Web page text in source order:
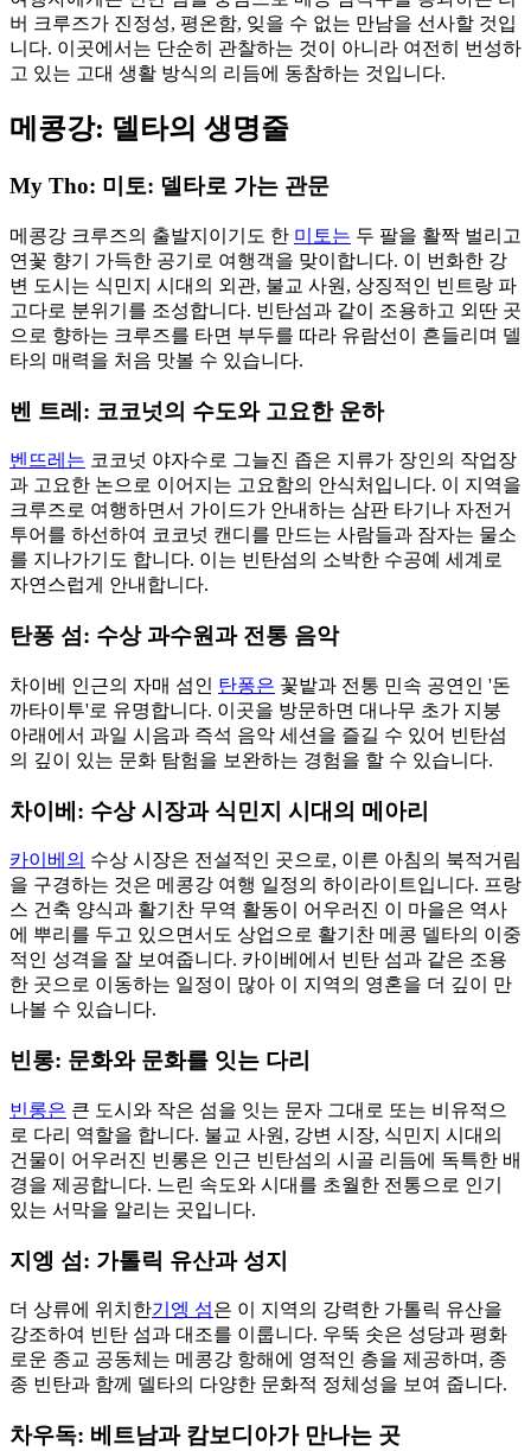
버 크루즈가 진정성, 평온함, 잊을 수 없는 만남을 선사할 것입
니다. 이곳에서는 단순히 관찰하는 것이 아니라 여전히 번성하
고 있는 고대 생활 방식의 리듬에 동참하는 것입니다.
메콩강: 델타의 생명줄
My Tho: 미토: 델타로 가는 관문
메콩강 크루즈의 출발지이기도 한 미토는 두 팔을 활짝 벌리고
연꽃 향기 가득한 공기로 여행객을 맞이합니다. 이 번화한 강
변 도시는 식민지 시대의 외관, 불교 사원, 상징적인 빈트랑 파
고다로 분위기를 조성합니다. 빈탄섬과 같이 조용하고 외딴 곳
으로 향하는 크루즈를 타면 부두를 따라 유람선이 흔들리며 델
타의 매력을 처음 맛볼 수 있습니다.
벤 트레: 코코넛의 수도와 고요한 운하
벤뜨레는 코코넛 야자수로 그늘진 좁은 지류가 장인의 작업장
과 고요한 논으로 이어지는 고요함의 안식처입니다. 이 지역을
크루즈로 여행하면서 가이드가 안내하는 삼판 타기나 자전거
투어를 하선하여 코코넛 캔디를 만드는 사람들과 잠자는 물소
를 지나가기도 합니다. 이는 빈탄섬의 소박한 수공예 세계로
자연스럽게 안내합니다.
탄퐁 섬: 수상 과수원과 전통 음악
차이베 인근의 자매 섬인 탄퐁은 꽃밭과 전통 민속 공연인 '돈
까타이투'로 유명합니다. 이곳을 방문하면 대나무 초가 지붕
아래에서 과일 시음과 즉석 음악 세션을 즐길 수 있어 빈탄섬
의 깊이 있는 문화 탐험을 보완하는 경험을 할 수 있습니다.
차이베: 수상 시장과 식민지 시대의 메아리
카이베의 수상 시장은 전설적인 곳으로, 이른 아침의 북적거림
을 구경하는 것은 메콩강 여행 일정의 하이라이트입니다. 프랑
스 건축 양식과 활기찬 무역 활동이 어우러진 이 마을은 역사
에 뿌리를 두고 있으면서도 상업으로 활기찬 메콩 델타의 이중
적인 성격을 잘 보여줍니다. 카이베에서 빈탄 섬과 같은 조용
한 곳으로 이동하는 일정이 많아 이 지역의 영혼을 더 깊이 만
나볼 수 있습니다.
빈롱: 문화와 문화를 잇는 다리
빈롱은 큰 도시와 작은 섬을 잇는 문자 그대로 또는 비유적으
로 다리 역할을 합니다. 불교 사원, 강변 시장, 식민지 시대의
건물이 어우러진 빈롱은 인근 빈탄섬의 시골 리듬에 독특한 배
경을 제공합니다. 느린 속도와 시대를 초월한 전통으로 인기
있는 서막을 알리는 곳입니다.
지엥 섬: 가톨릭 유산과 성지
더 상류에 위치한기엥 섬은 이 지역의 강력한 가톨릭 유산을
강조하여 빈탄 섬과 대조를 이룹니다. 우뚝 솟은 성당과 평화
로운 종교 공동체는 메콩강 항해에 영적인 층을 제공하며, 종
종 빈탄과 함께 델타의 다양한 문화적 정체성을 보여 줍니다.
차우독: 베트남과 캄보디아가 만나는 곳